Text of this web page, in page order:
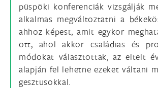
püspöki konferenciák vizsgálják
alkalmas megváltoztatni a
ahhoz képest, amit egykor
ott, ahol akkor családias és
módokat választottak, az eltelt
alapján fel lehetne ezeket váltani
gesztusokkal.